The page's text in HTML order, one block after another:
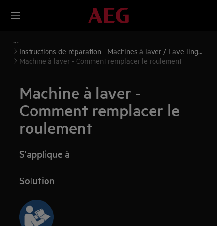
Instructions de réparation - Machines à laver / Lave-linge
séchants
Machine à laver - Comment remplacer le roulement
Machine à laver -
Comment remplacer le
roulement
S'applique à
Solution